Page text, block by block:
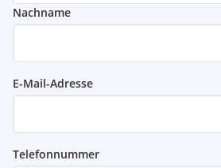
Nachname
E-Mail-Adresse
Telefonnummer